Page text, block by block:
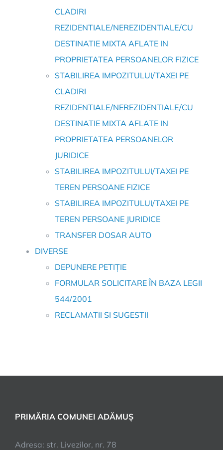
CLADIRI
REZIDENTIALE/NEREZIDENTIALE/CU
DESTINATIE MIXTA AFLATE IN
PROPRIETATEA PERSOANELOR FIZICE
STABILIREA IMPOZITULUI/TAXEI PE
CLADIRI
REZIDENTIALE/NEREZIDENTIALE/CU
DESTINATIE MIXTA AFLATE IN
PROPRIETATEA PERSOANELOR
JURIDICE
STABILIREA IMPOZITULUI/TAXEI PE
TEREN PERSOANE FIZICE
STABILIREA IMPOZITULUI/TAXEI PE
TEREN PERSOANE JURIDICE
TRANSFER DOSAR AUTO
DIVERSE
DEPUNERE PETIȚIE
FORMULAR SOLICITARE ÎN BAZA LEGII
544/2001
RECLAMATII SI SUGESTII
PRIMĂRIA COMUNEI ADĂMUȘ
Adresa: str. Livezilor, nr. 78